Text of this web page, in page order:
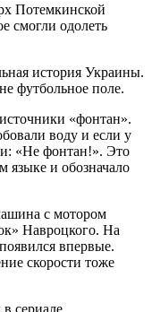
Потемкинской
смогли одолеть
история Украины.
футбольное поле.
«фонтан».
воду и если у
«Не фонтан!». Это
языке и обозначало
с мотором
Навроцкого. На
впервые.
скорости тоже
сериале